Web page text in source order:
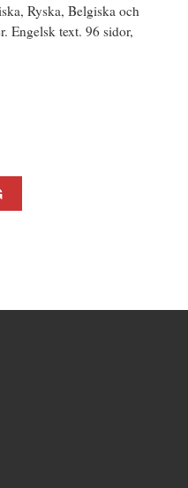
Ryska, Belgiska och
Engelsk text. 96 sidor,